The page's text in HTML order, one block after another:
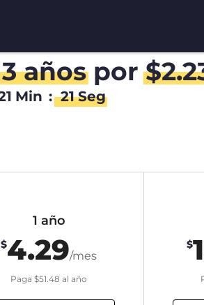
3 añospor$
Min : 20 Seg
1 año
$4.29/mes
Paga $51.48 al año
$